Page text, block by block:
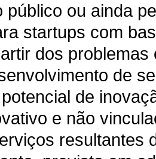
público ou ainda
startups com
dos
de
de
e não
resultantes